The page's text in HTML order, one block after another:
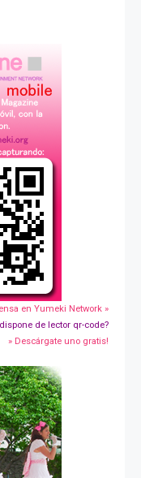
en Yumeki Network »
de lector qr-code?
» Descárgate uno gratis!